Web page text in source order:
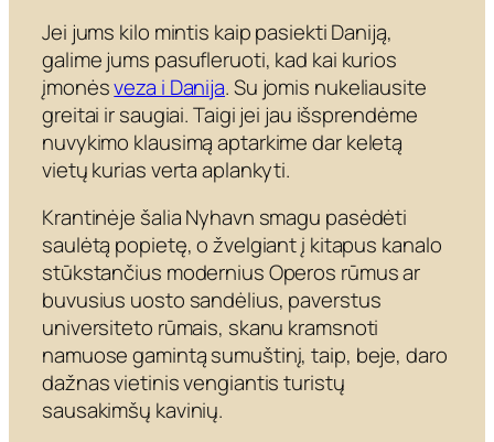
Jei jums kilo mintis kaip pasiekti Daniją,
galime jums pasufleruoti, kad kai kurios
įmonėsveza i Danija. Su jomis nukeliausite
greitai ir saugiai. Taigi jei jau išsprendėme
nuvykimo klausimą aptarkime dar keletą
vietų kurias verta aplankyti.
Krantinėje šalia Nyhavn smagu pasėdėti
saulėtą popietę, o žvelgiant į kitapus kanalo
stūkstančius modernius Operos rūmus ar
buvusius uosto sandėlius, paverstus
universiteto rūmais, skanu kramsnoti
namuose gamintą sumuštinį, taip, beje, daro
dažnas vietinis vengiantis turistų
sausakimšų kavinių.